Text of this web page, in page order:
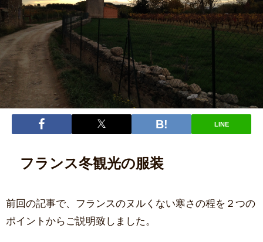
LINE
フランス冬観光の服装
前回の記事で、フランスのヌルくない寒さの程を２つの
ポイントからご説明致しました。